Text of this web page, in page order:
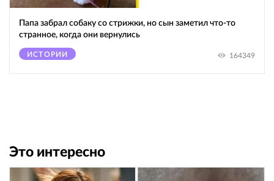
Папа забрал собаку со стрижки, но сын заметил что-то
странное, когда они вернулись
ИСТОРИИ 164349
Это интересно